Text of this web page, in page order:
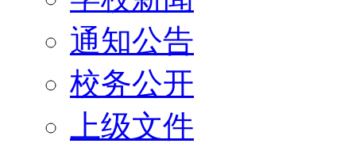
通知公告
校务公开
上级文件